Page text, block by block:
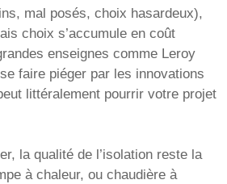
mal posés, choix hasardeux),
choix s’accumule en coût
enseignes comme Leroy
faire piéger par les innovations
littéralement pourrir votre projet
la qualité de l’isolation reste la
à chaleur, ou chaudière à